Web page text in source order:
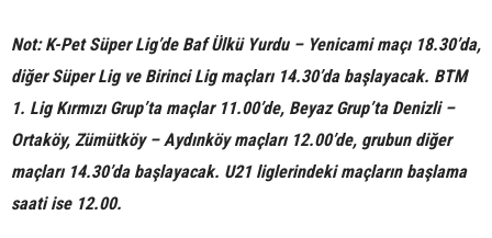
Not: K-Pet Süper Lig’de Baf Ülkü Yurdu – Yenicami maçı 18.30’da,
diğer Süper Lig ve Birinci Lig maçları 14.30’da başlayacak. BTM
1. Lig Kırmızı Grup’ta maçlar 11.00’de, Beyaz Grup’ta Denizli –
Ortaköy, Zümütköy – Aydınköy maçları 12.00’de, grubun diğer
maçları 14.30’da başlayacak. U21 liglerindeki maçların başlama
saati ise 12.00.